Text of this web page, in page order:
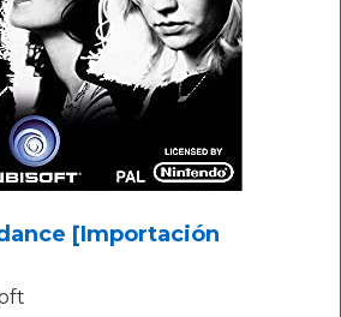
[Importación